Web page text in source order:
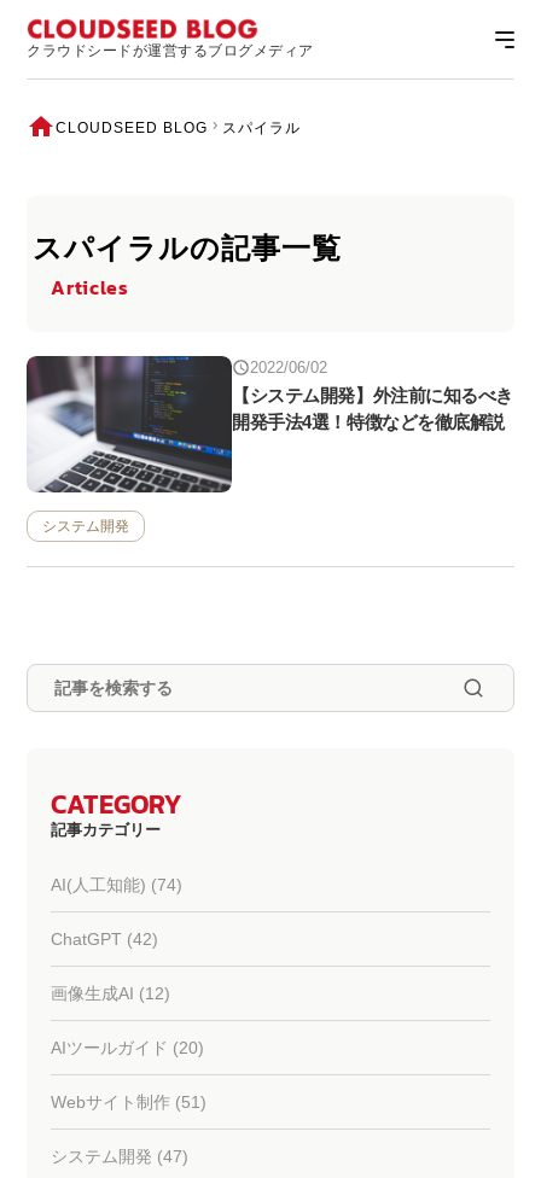
クラウドシードが運営するブログメディア
CLOUDSEED BLOG スパイラル
スパイラルの記事一覧
Articles
2022/06/02
【システム開発】外注前に知るべき
開発手法4選！特徴などを徹底解説
システム開発
CATEGORY
記事カテゴリー
AI(人工知能) (74)
ChatGPT (42)
画像生成AI (12)
AIツールガイド (20)
Webサイト制作 (51)
システム開発 (47)